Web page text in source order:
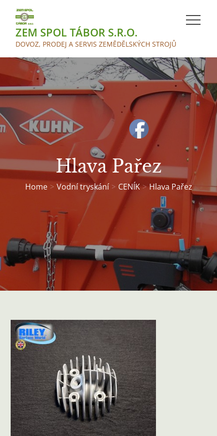
contentZEM SPOL TÁBOR S.R.O.
DOVOZ, PRODEJ A SERVIS ZEMĚDĚLSKÝCH STROJŮ
Hlava Pařez
Home Vodní tryskání CENÍK Hlava Pařez